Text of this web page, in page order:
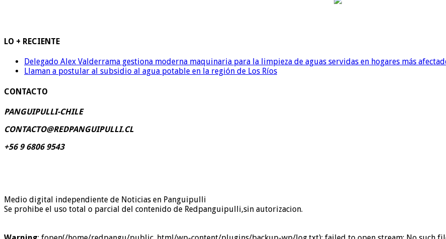
LO + RECIENTE
Delegado Alex Valderrama gestiona moderna maquinaria para la limpieza de aguas servidas en hogares más
Llaman a postular al subsidio al agua potable en la región de Los Ríos
CONTACTO
PANGUIPULLI-CHILE
CONTACTO@REDPANGUIPULLI.CL
+56 9 6806 9543
Medio digital independiente de Noticias en Panguipulli
Se prohibe el uso total o parcial del contenido de Redpanguipulli,sin autorizacion.